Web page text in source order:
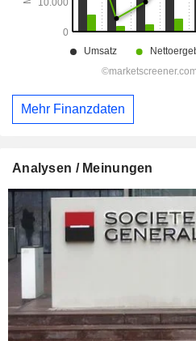
Mehr Finanzdaten
Analysen / Meinungen